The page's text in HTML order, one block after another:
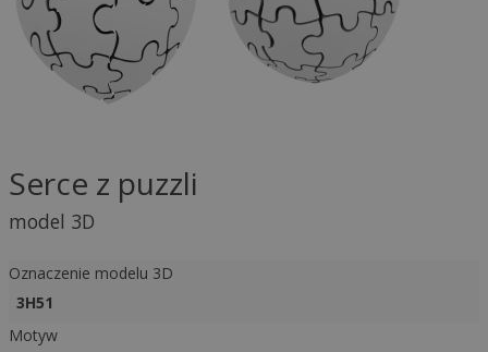
Serce z puzzli
model 3D
Oznaczenie modelu 3D
3H51
Motyw